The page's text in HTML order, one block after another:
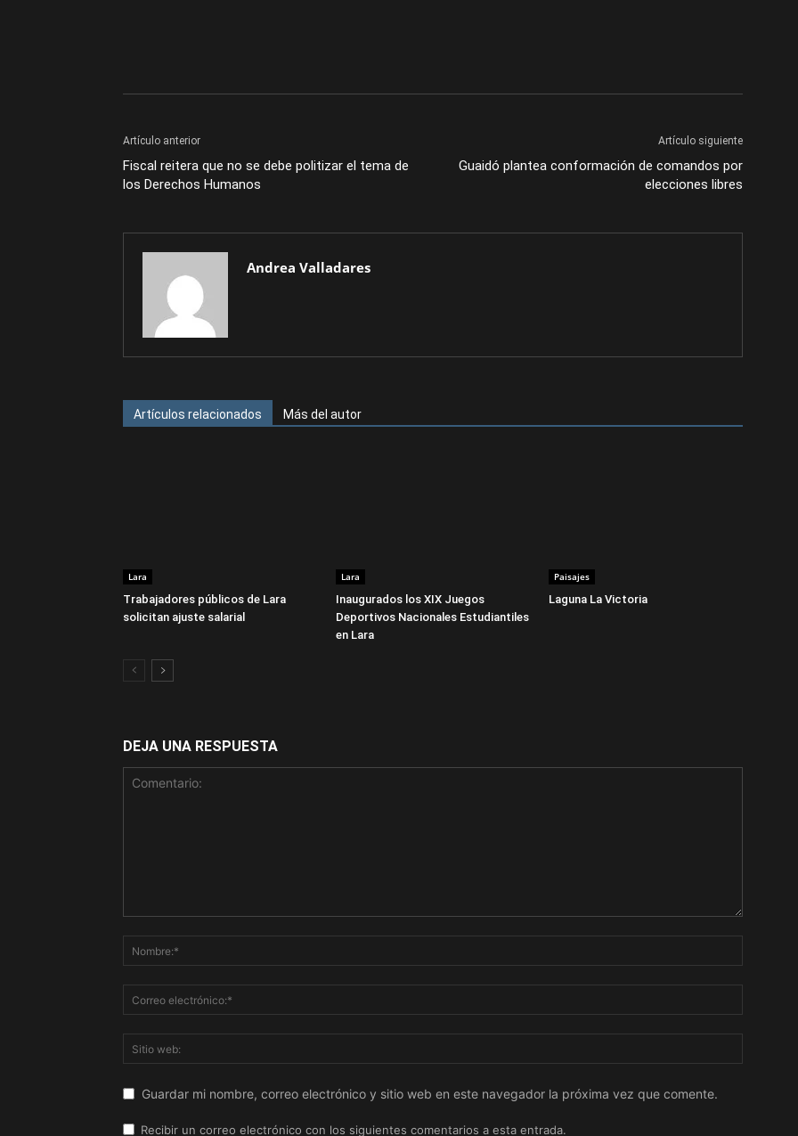
Artículo anterior
Fiscal reitera que no se debe politizar el tema de
los Derechos Humanos
Artículo siguiente
Guaidó plantea conformación de comandos por
elecciones libres
Andrea Valladares
Artículos relacionados Más del autor
Lara
Trabajadores públicos de Lara
solicitan ajuste salarial
Lara
Inaugurados los XIX Juegos
Deportivos Nacionales Estudiantiles
en Lara
Paisajes
Laguna La Victoria
DEJA UNA RESPUESTA
Guardar mi nombre, correo electrónico y sitio web en este navegador la próxima vez que comente.
Recibir un correo electrónico con los siguientes comentarios a esta entrada.